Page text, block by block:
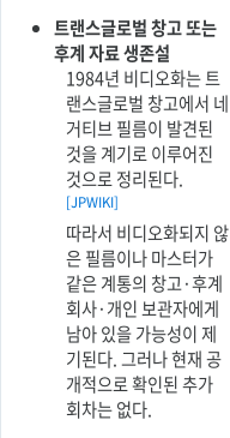
트랜스글로벌 창고 또는
후계 자료 생존설
1984년 비디오화는 트
랜스글로벌 창고에서 네
거티브 필름이 발견된
것을 계기로 이루어진
것으로 정리된다.
[JPWIKI]
따라서 비디오화되지 않
은 필름이나 마스터가
같은 계통의 창고·후계
회사·개인 보관자에게
남아 있을 가능성이 제
기된다. 그러나 현재 공
개적으로 확인된 추가
회차는 없다.